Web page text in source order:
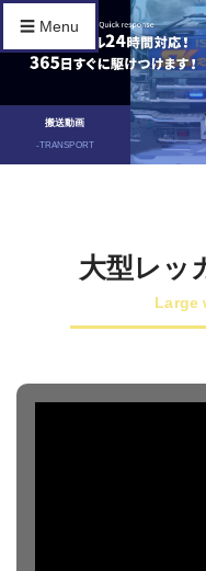
☰ Menu
搬送動画
-TRANSPORT
大型レッ
Large